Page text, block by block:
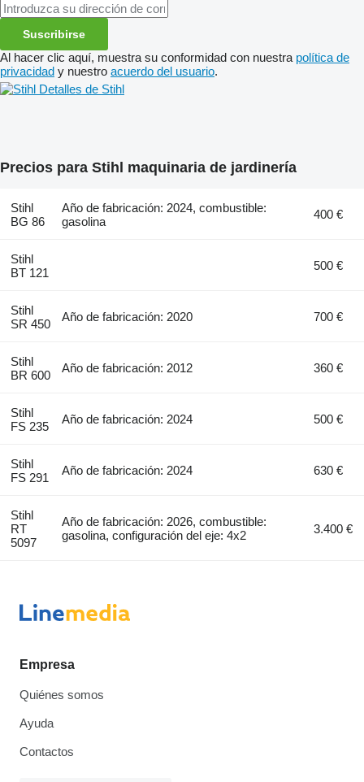
Suscribirse
Al hacer clic aquí, muestra su conformidad con nuestra política de
privacidad y nuestro acuerdo del usuario.
Detalles de Stihl
Precios para Stihl maquinaria de jardinería
Stihl
BG 86
Año de fabricación: 2024, combustible:
gasolina
400 €
Stihl
BT 121
500 €
Stihl
SR 450
Año de fabricación: 2020 700 €
Stihl
BR 600
Año de fabricación: 2012 360 €
Stihl
FS 235
Año de fabricación: 2024 500 €
Stihl
FS 291
Año de fabricación: 2024 630 €
Stihl
RT
5097
Año de fabricación: 2026, combustible:
gasolina, configuración del eje: 4x2
3.400 €
Empresa
Quiénes somos
Ayuda
Contactos